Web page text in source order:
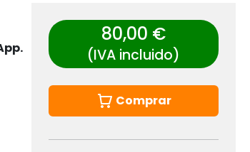
80,00 €
(IVA incluido)
Comprar